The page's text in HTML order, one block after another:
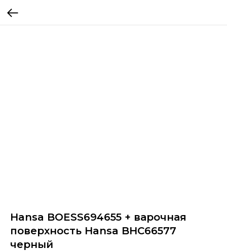
Hansa BOESS694655 + варочная
поверхность Hansa BHC66577
черный